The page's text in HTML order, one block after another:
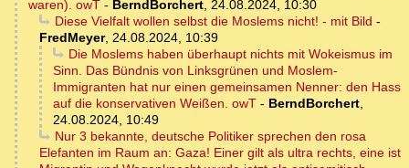
waren). owT - BerndBorchert, 24.08.2024, 10:30
Diese Vielfalt wollen selbst die Moslems nicht! - mit Bild -
FredMeyer, 24.08.2024, 10:39
Die Moslems haben überhaupt nichts mit Wokeismus im
Sinn. Das Bündnis von Linksgrünen und Moslem-
Immigranten hat nur einen gemeinsamen Nenner: den Hass
auf die konservativen Weißen. owT - BerndBorchert,
24.08.2024, 10:49
Nur 3 bekannte, deutsche Politiker sprechen den rosa
Elefanten im Raum an: Gaza! Einer gilt als ultra rechts, eine ist